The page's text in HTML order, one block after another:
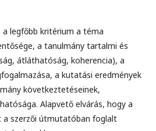
legfőbb kritérium a téma
a tanulmány tartalmi és
átláthatóság, koherencia), a
a kutatási eredmények
következtetéseinek,
Alapvető elvárás, hogy a
a szerzői útmutatóban foglalt